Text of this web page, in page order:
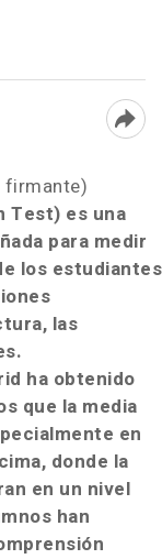
firmante)
Test) es una
para medir
los estudiantes
las
ha obtenido
que la media
en
donde la
en un nivel
han